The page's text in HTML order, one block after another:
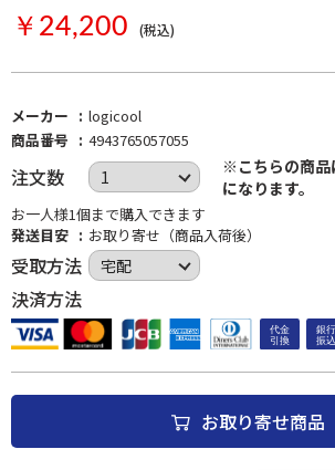
￥24,200 (税込)
メーカー
logicool
商品番号
4943765057055
注文数
※こちらの商品
になります。
お一人様1個まで購入できます
発送目安
お取り寄せ（商品入荷後）
受取方法
決済方法
お取り寄せ商品